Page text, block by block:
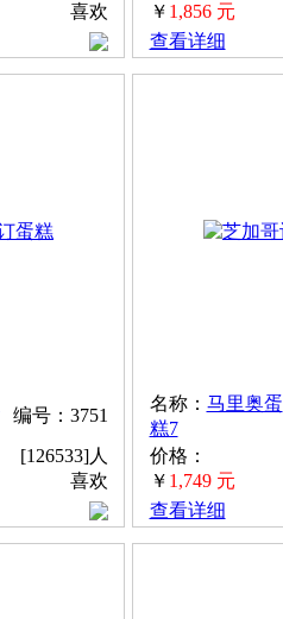
喜欢
￥ 1,856 元
查看详细
编号：3751
[126533]人
喜欢
名称： 马里奥蛋
糕7
价格：
￥ 1,749 元
查看详细